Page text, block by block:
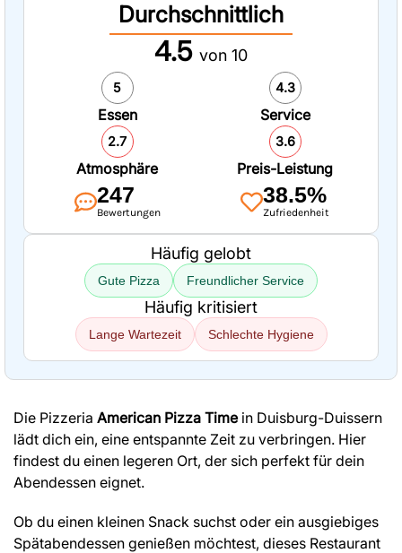
Durchschnittlich
4.5 von 10
5
Essen
4.3
Service
2.7
Atmosphäre
3.6
Preis-Leistung
247
Bewertungen
38.5%
Zufriedenheit
Häufig gelobt
Gute Pizza Freundlicher Service
Häufig kritisiert
Lange Wartezeit Schlechte Hygiene
Die Pizzeria American Pizza Timein Duisburg-Duissern
lädt dich ein, eine entspannte Zeit zu verbringen. Hier
findest du einen legeren Ort, der sich perfekt für dein
Abendessen eignet.
Ob du einen kleinen Snack suchst oder ein ausgiebiges
Spätabendessen genießen möchtest, dieses Restaurant